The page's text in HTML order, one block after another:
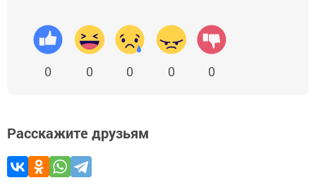
0 0 0 0 0
Расскажите друзьям